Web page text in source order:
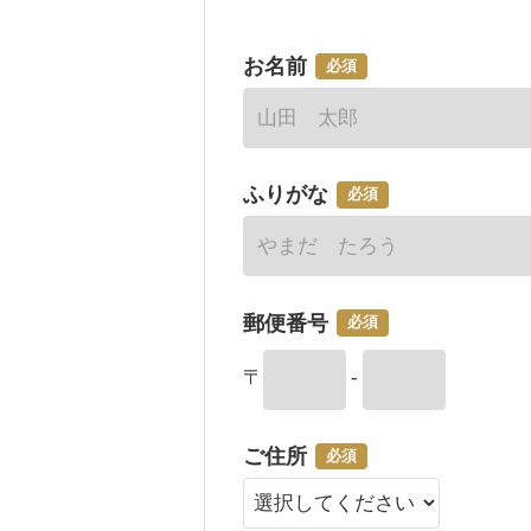
お名前 必須
ふりがな 必須
郵便番号 必須
〒 -
ご住所 必須